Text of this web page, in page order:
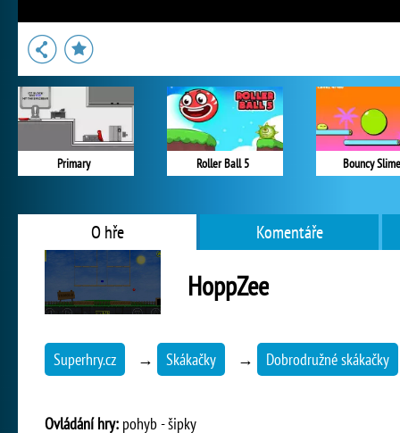
Primary Roller Ball 5 Bouncy Slime
O hře Komentáře
HoppZee
Superhry.cz → Skákačky → Dobrodružné skákačky
Ovládání hry: pohyb - šipky